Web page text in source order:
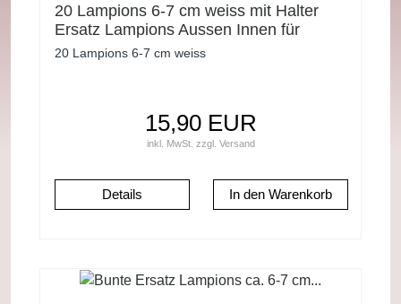
20 Lampions 6-7 cm weiss mit Halter
Ersatz Lampions Aussen Innen für
Lichterkette
20 Lampions 6-7 cm weiss
15,90 EUR
inkl. MwSt. zzgl. Versand
Details